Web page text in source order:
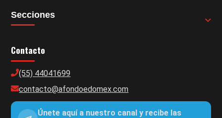
Secciones
Contacto
(55) 44041699
contacto@afondoedomex.com
Únete aquí a nuestro canal y recibe las